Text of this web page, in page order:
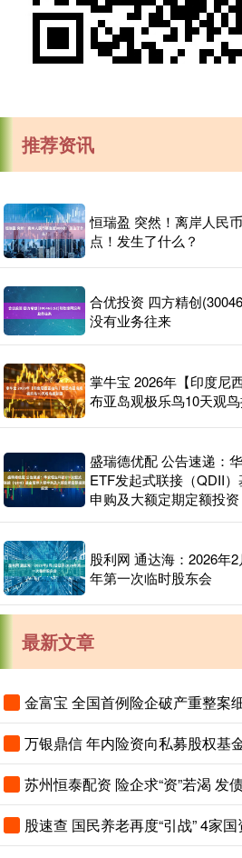
推荐资讯
恒瑞盈 突然！离岸人民
点！发生了什么？
合优投资 四方精创
没有业务往来
掌牛宝 2026年【印度尼
布亚岛观极乐鸟10天观
盛瑞德优配 公告速递：
ETF发起式联接（QDII
申购及大额定期定额投资
股利网 通达海：2026年
年第一次临时股东会
最新文章